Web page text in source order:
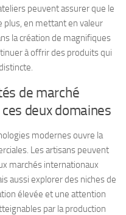
peuvent assurer que le
plus, en mettant en valeur
la création de magnifiques
à offrir des produits qui
de marché
deux domaines
modernes ouvre la
Les artisans peuvent
marchés internationaux
aussi explorer des niches de
élevée et une attention
par la production